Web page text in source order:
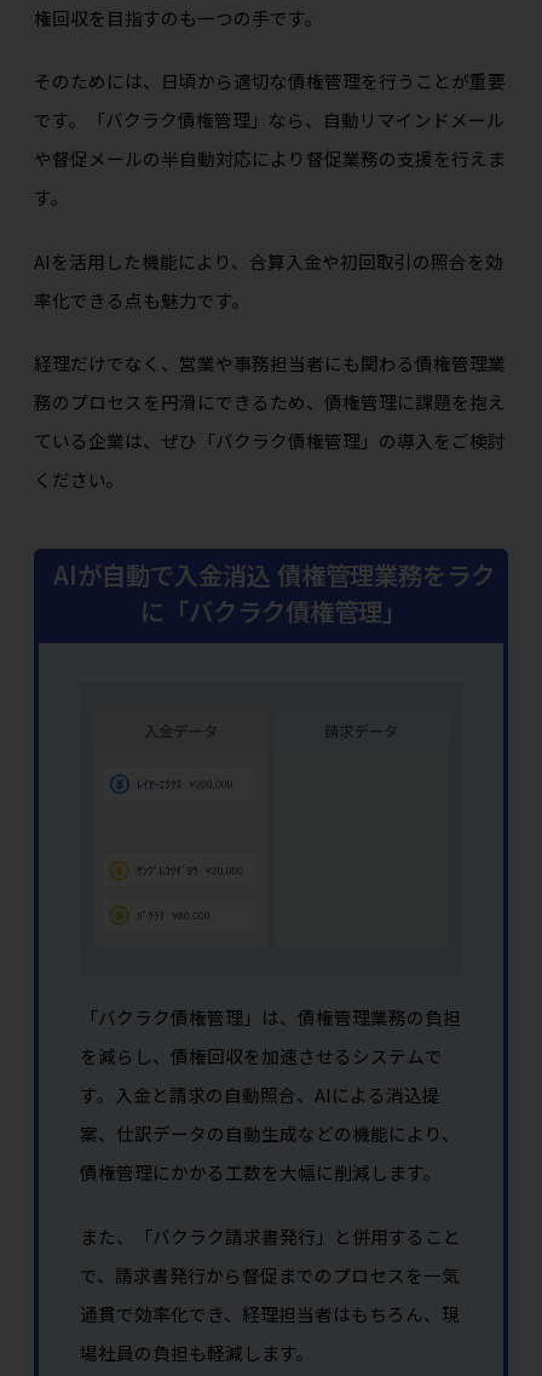
権回収を目指すのも一つの手です。
そのためには、日頃から適切な債権管理を行うことが重要
です。「バクラク債権管理」なら、自動リマインドメール
や督促メールの半自動対応により督促業務の支援を行えま
す。
AIを活用した機能により、合算入金や初回取引の照合を効
率化できる点も魅力です。
経理だけでなく、営業や事務担当者にも関わる債権管理業
務のプロセスを円滑にできるため、債権管理に課題を抱え
ている企業は、ぜひ「バクラク債権管理」の導入をご検討
ください。
AIが自動で入金消込 債権管理業務をラク
に「バクラク債権管理」
「バクラク債権管理」は、債権管理業務の負担
を減らし、債権回収を加速させるシステムで
す。入金と請求の自動照合、AIによる消込提
案、仕訳データの自動生成などの機能により、
債権管理にかかる工数を大幅に削減します。
また、「バクラク請求書発行」と併用すること
で、請求書発行から督促までのプロセスを一気
通貫で効率化でき、経理担当者はもちろん、現
場社員の負担も軽減します。